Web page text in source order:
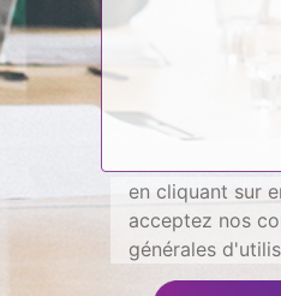
en cliquant sur
acceptez nos
générales